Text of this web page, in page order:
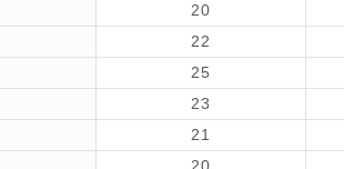
20
22
25
23
21